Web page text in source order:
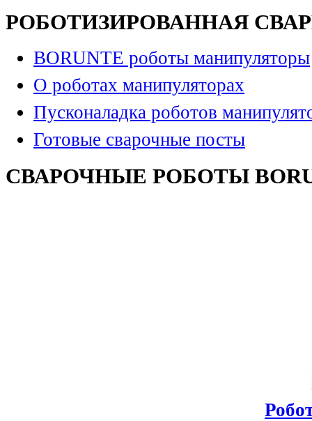
РОБОТИЗИРОВАННАЯ
BORUNTE роботы манипуляторы
О роботах манипуляторах
Пусконаладка роботов
Готовые сварочные посты
СВАРОЧНЫЕ РОБОТЫ